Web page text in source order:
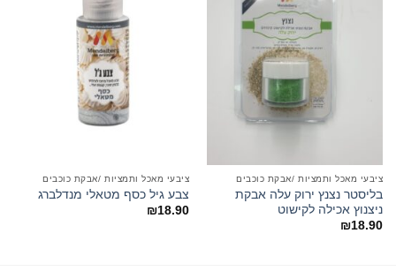
ציבעי מאכל ותמציות /אבקת כוכבים
בליסטר נצנץ ירוק עלה אבקת
ניצנוץ אכילה לקישוט
₪18.90
ציבעי מאכל ותמציות /אבקת כוכבים
צבע גיל כסף מטאלי מנדלברג
₪18.90